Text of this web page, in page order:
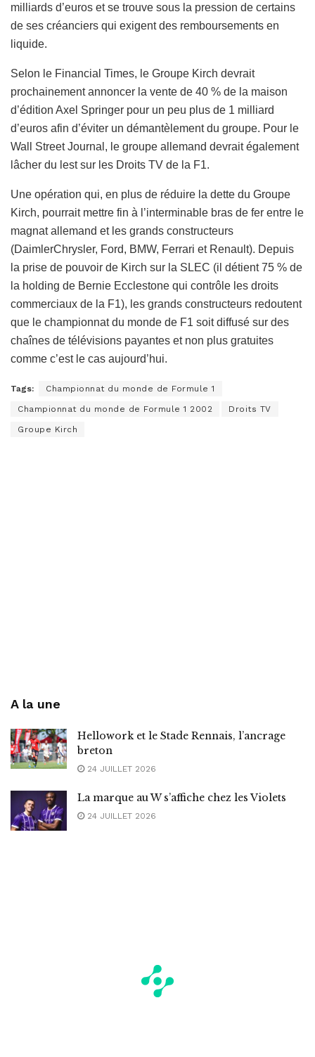
milliards d’euros et se trouve sous la pression de certains
de ses créanciers qui exigent des remboursements en
liquide.
Selon le Financial Times, le Groupe Kirch devrait
prochainement annoncer la vente de 40 % de la maison
d’édition Axel Springer pour un peu plus de 1 milliard
d’euros afin d’éviter un démantèlement du groupe. Pour le
Wall Street Journal, le groupe allemand devrait également
lâcher du lest sur les Droits TV de la F1.
Une opération qui, en plus de réduire la dette du Groupe
Kirch, pourrait mettre fin à l’interminable bras de fer entre le
magnat allemand et les grands constructeurs
(DaimlerChrysler, Ford, BMW, Ferrari et Renault). Depuis
la prise de pouvoir de Kirch sur la SLEC (il détient 75 % de
la holding de Bernie Ecclestone qui contrôle les droits
commerciaux de la F1), les grands constructeurs redoutent
que le championnat du monde de F1 soit diffusé sur des
chaînes de télévisions payantes et non plus gratuites
comme c’est le cas aujourd’hui.
Tags: Championnat du monde de Formule 1
Championnat du monde de Formule 1 2002 Droits TV
Groupe Kirch
A la une
Hellowork et le Stade Rennais, l’ancrage
breton
24 JUILLET 2026
La marque au W s’affiche chez les Violets
24 JUILLET 2026